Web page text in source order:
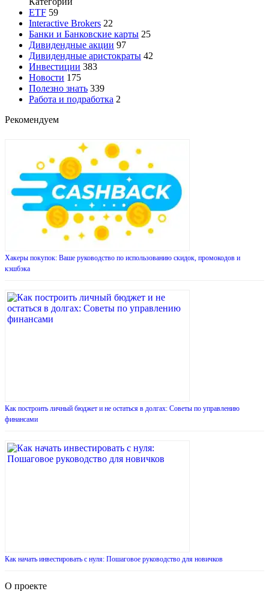
ETF 59
Interactive Brokers 22
Банки и Банковские карты 25
Дивидендные акции 97
Дивидендные аристократы 42
Инвестиции 383
Новости 175
Полезно знать 339
Работа и подработка 2
Рекомендуем
Хакеры покупок: Ваше руководство по использованию скидок, промокодов и
кэшбэка
Как построить личный бюджет и не остаться в долгах: Советы по управлению
финансами
Как начать инвестировать с нуля: Пошаговое руководство для новичков
О проекте